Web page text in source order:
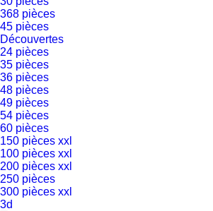
368 pièces
45 pièces
Découvertes
24 pièces
35 pièces
36 pièces
48 pièces
49 pièces
54 pièces
60 pièces
150 pièces xxl
100 pièces xxl
200 pièces xxl
250 pièces
300 pièces xxl
3d